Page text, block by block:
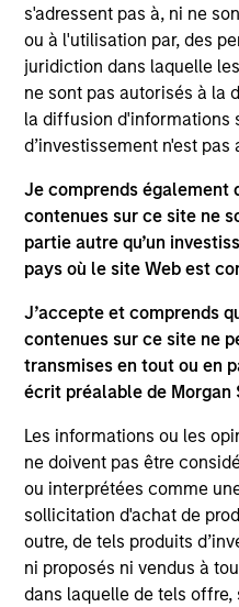
s'adressent pas à, ni ne
ou à l'utilisation par, des
juridiction dans laquelle
ne sont pas autorisés à la
la diffusion d'informations
d’investissement n'est pas
Je comprends également
contenues sur ce site ne
partie autre qu’un
pays où le site Web est
J’accepte et comprends
contenues sur ce site ne
transmises en tout ou en
écrit préalable de Morgan
Les informations ou les
ne doivent pas être
ou interprétées comme
sollicitation d'achat de
outre, de tels produits
ni proposés ni vendus à
dans laquelle de tels
Infrastructure manager
that she held COO roles at
distributor of off-grid
sustainable fuels, and at
Pharmaceuticals, a
pharmaceutical
from Erasmus University
Team Insights
PRESS RELEASE